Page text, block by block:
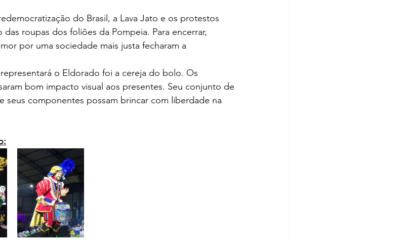
do Brasil, a Lava Jato e os protestos
roupas dos foliões da Pompeia. Para encerrar,
por uma sociedade mais justa fecharam a
o Eldorado foi a cereja do bolo. Os
bom impacto visual aos presentes. Seu conjunto de
seus componentes possam brincar com liberdade na